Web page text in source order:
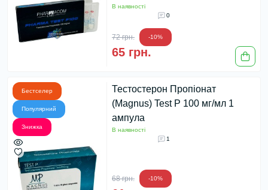
В наявності
0
72 грн. -10%
65 грн.
Бестселер
Популярний
Знижка
Тестостерон Пропіонат
(Magnus) Test P 100 мг/мл 1
ампула
В наявності
1
68 грн. -10%